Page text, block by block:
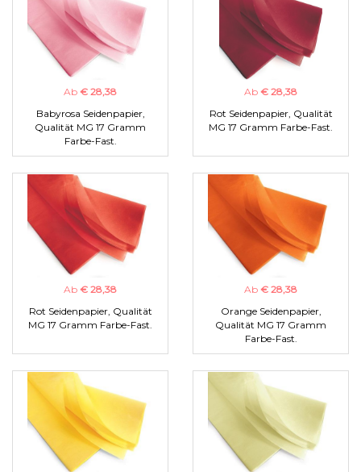
Ab € 28,38
Babyrosa Seidenpapier,
Qualität MG 17 Gramm
Farbe-Fast.
Ab € 28,38
Rot Seidenpapier, Qualität
MG 17 Gramm Farbe-Fast.
Ab € 28,38
Rot Seidenpapier, Qualität
MG 17 Gramm Farbe-Fast.
Ab € 28,38
Orange Seidenpapier,
Qualität MG 17 Gramm
Farbe-Fast.